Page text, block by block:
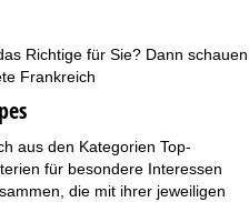
Richtige für Sie? Dann schauen
Frankreich
aus den Kategorien Top-
für besondere Interessen
die mit ihrer jeweiligen